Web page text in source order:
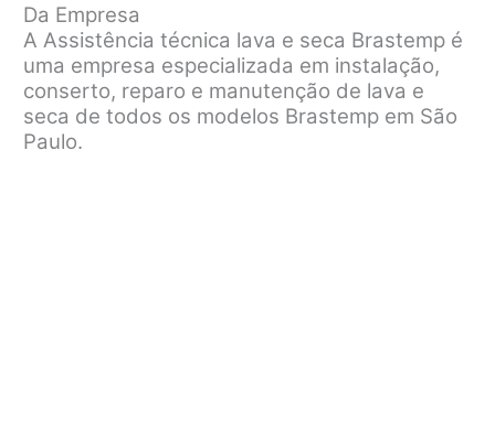
Da Empresa
A Assistência técnica lava e seca Brastemp é
uma empresa especializada em instalação,
conserto, reparo e manutenção de lava e
seca de todos os modelos Brastemp em São
Paulo.